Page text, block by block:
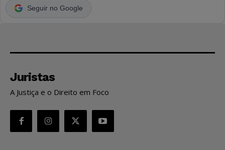
Seguir no Google
Juristas
A Justiça e o Direito em Foco